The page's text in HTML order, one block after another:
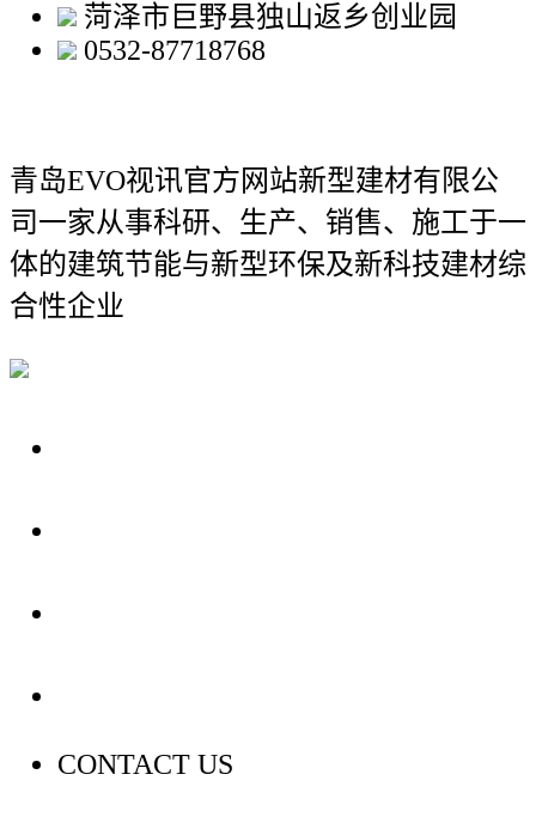
菏泽市巨野县独山返乡创业园
0532-87718768
青岛EVO视讯官方网站新型建材有限公
司一家从事科研、生产、销售、施工于一
体的建筑节能与新型环保及新科技建材综
合性企业
CONTACT US